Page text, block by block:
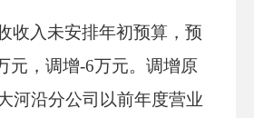
收入未安排年初预算，预
元，调增-6万元。 调增原
河沿分公司以前年度营业